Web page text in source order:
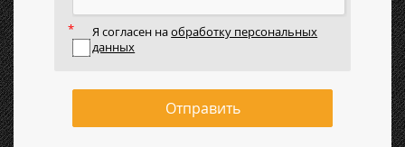
Я согласен наобработку персональных
данных
Отправить